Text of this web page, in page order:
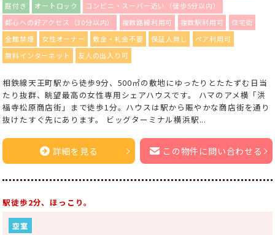
庭付き
オートロック
コンビニ・スーパー近い（徒歩5分以内）
都心への好アクセス（30分以内）
複数路線利用可 複数駅利用可
住宅街
全館禁煙
女性オーナー 敷金・礼金不要 保証人無し
ペア利用可
無料インターネット
友人の出入り可
相鉄線天王町駅から徒歩9分、500㎡の敷地にゆったりとたたずむ日当
たり抜群、眺望最高の女性専用シェアハウスです。 ハマのアメ横「洪
福寺松原商店街」まで徒歩1分。ハウスは駅から賑やかな商店街を通り
抜けたすぐ先にあります。 ビッグターミナル横浜駅...
詳細を見る この物件に問い合わせる
駅徒歩2分、ほっこり。
空室